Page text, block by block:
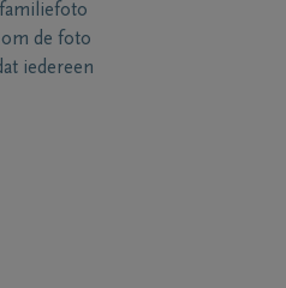
om de foto
iedereen